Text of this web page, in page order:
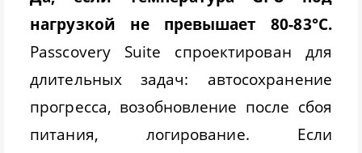
нагрузкой не превышает 80-83°C.
Passcovery Suite спроектирован для
длительных задач: автосохранение
прогресса, возобновление после сбоя
питания, логирование. Если